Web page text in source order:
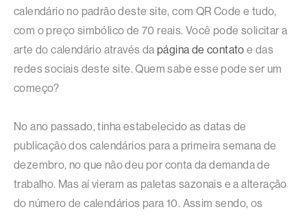
calendário no padrão deste site, com QR Code e tudo,
com o preço simbólico de 70 reais. Você pode solicitar a
arte do calendário através da página de contato e das
redes sociais deste site. Quem sabe esse pode ser um
começo?
No ano passado, tinha estabelecido as datas de
publicação dos calendários para a primeira semana de
dezembro, no que não deu por conta da demanda de
trabalho. Mas aí vieram as paletas sazonais e a alteração
do número de calendários para 10. Assim sendo, os